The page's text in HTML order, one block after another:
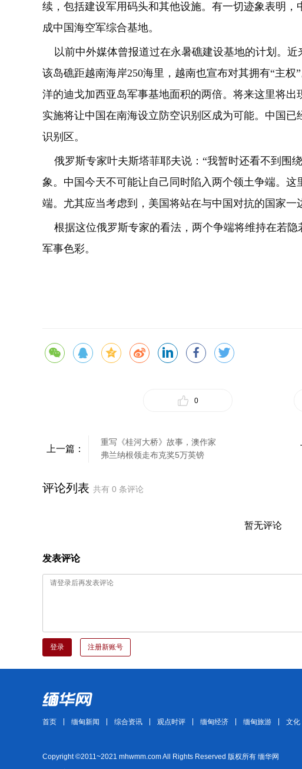
续，包括建设军用码头和其他设施。有一切迹象表明
成中国海空军综合基地。
以前中外媒体曾报道过在永暑礁建设基地的计划。近
该岛礁距越南海岸250海里，越南也宣布对其拥有“主
洋的迪戈加西亚岛军事基地面积的两倍。将来这里将
实施将让中国在南海设立防空识别区成为可能。中国
识别区。
俄罗斯专家叶夫斯塔菲耶夫说：“我暂时还看不到围
象。中国今天不可能让自己同时陷入两个领土争端。
端。尤其应当考虑到，美国将站在与中国对抗的国家一
根据这位俄罗斯专家的看法，两个争端将维持在若隐
军事色彩。
0
上一篇：
重写《桂河大桥》故事，澳作家
弗兰纳根领走布克奖5万英镑
评论列表 共有 0 条评论
暂无评论
发表评论
登录 注册新账号
首页 缅甸新闻 综合资讯 观点时评 缅甸经济 缅甸旅游 文化
Copyright ©2011~2021 mhwmm.com All Rights Reserved 版权所有 缅华网